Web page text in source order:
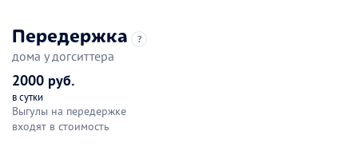
Передержка ?
дома у догситтера
2000 руб.
в сутки
Выгулы на передержке
входят в стоимость